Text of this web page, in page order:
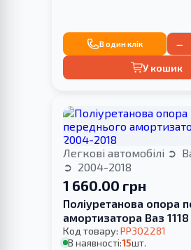
В один клік −
У кошик
Легкові автомобілі
2004-2018
1 660.00 грн
Поліуретанова опора
амортизатора Ваз
Код товару: PP302281
В наявності:15шт.